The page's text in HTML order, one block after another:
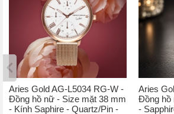
Aries Gold AG-L5034 RG-W -
Đồng hồ nữ - Size mặt 38 mm
- Kính Saphire - Quartz/Pin -
Aries
Đồng hồ
-